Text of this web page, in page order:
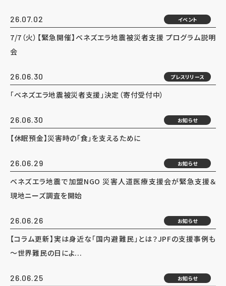
26.07.02 イベント
7/7（火）【緊急開催】ベネズエラ地震被災者支援 プログラム説明
会
26.06.30 プレスリリース
「ベネズエラ地震被災者支援」決定（寄付受付中）
26.06.30 お知らせ
【休眠預金】災害時の「食」を支えるために
26.06.29 お知らせ
ベネズエラ地震で加盟NGO 災害人道医療支援会が緊急支援＆
現地ニーズ調査を開始
26.06.26 お知らせ
【コラム更新】実は身近な「国内避難民」とは？JPFの支援事例も
～世界難民の日によ...
26.06.25 お知らせ